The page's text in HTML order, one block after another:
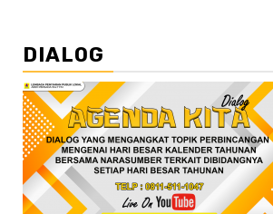
DIALOG